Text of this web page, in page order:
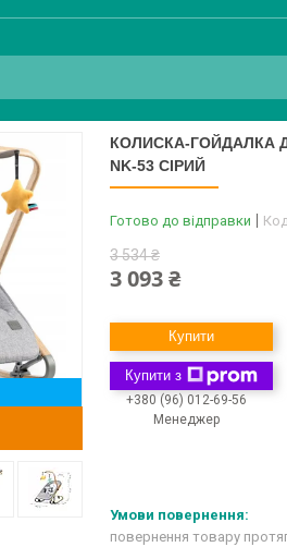
КОЛИСКА-ГОЙДАЛКА
NK-53 СІРИЙ
Готово до відправки
3 534 ₴
3 093 ₴
Купити
Купити з
+380 (96) 012-69-56
Менеджер
повернення товару